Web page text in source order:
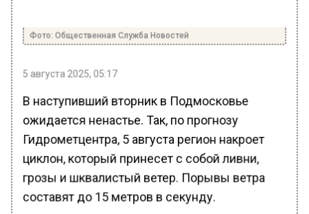
Фото: Общественная Служба Новостей
5 августа 2025, 05:17
В наступивший вторник в Подмосковье
ожидается ненастье. Так, по прогнозу
Гидрометцентра, 5 августа регион накроет
циклон, который принесет с собой ливни,
грозы и шквалистый ветер. Порывы ветра
составят до 15 метров в секунду.